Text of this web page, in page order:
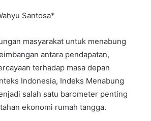
Santosa*
masyarakat untuk menabung
antara pendapatan,
terhadap masa depan
Indonesia, Indeks Menabung
salah satu barometer penting
ekonomi rumah tangga.